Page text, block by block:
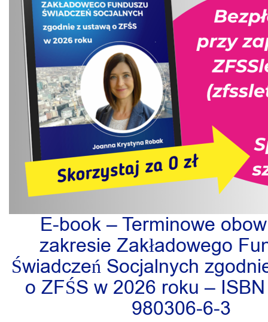
E-book – Terminowe
zakresie Zakładowego
Świadczeń Socjalnych
o ZFŚS w 2026 roku –
980306-6-3